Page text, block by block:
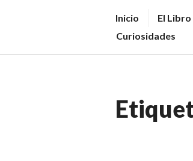
V
E
N
R
Inicio El Libro
Curiosidades